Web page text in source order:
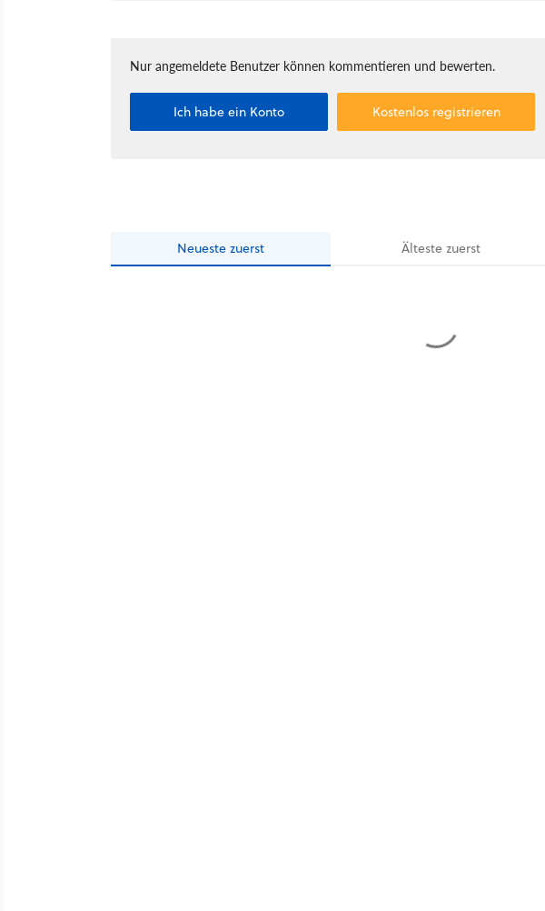
Nur angemeldete Benutzer können kommentieren und bewerten.
Ich habe ein Konto Kostenlos registrieren
Neueste zuerst Ältestezuerst